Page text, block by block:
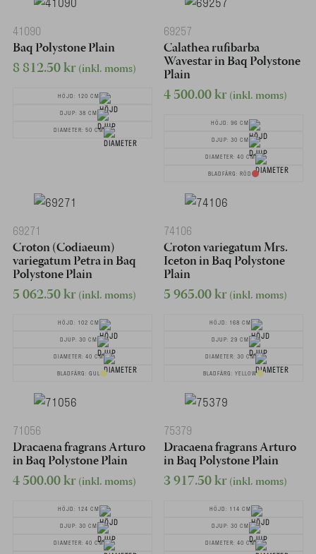
41090
Baq Polystone Plain
8 812.50kr(inkl. moms)
HÖJD: 120 CM
DJUP: 38 CM
DIAMETER: 50 CM
69257
Calathea rufibarba
Wavestar in Baq Polystone
Plain
4 500.00kr(inkl. moms)
HÖJD: 96 CM
DJUP: 30 CM
DIAMETER: 40 CM
BLADFÄRG: RÖD
69271
Croton (Codiaeum)
variegatum Petra in Baq
Polystone Plain
5 062.50kr(inkl. moms)
HÖJD: 102 CM
DJUP: 30 CM
DIAMETER: 40 CM
BLADFÄRG: GUL
74106
Croton variegatum Mrs.
Iceton in Baq Polystone
Plain
5 965.00kr(inkl. moms)
HÖJD: 168 CM
DJUP: 29 CM
DIAMETER: 30 CM
BLADFÄRG: YELLOW
71056
Dracaena fragrans Arturo
in Baq Polystone Plain
4 500.00kr(inkl. moms)
HÖJD: 124 CM
DJUP: 30 CM
DIAMETER: 40 CM
75379
Dracaena fragrans Arturo
in Baq Polystone Plain
3 917.50kr(inkl. moms)
HÖJD: 114 CM
DJUP: 30 CM
DIAMETER: 40 CM